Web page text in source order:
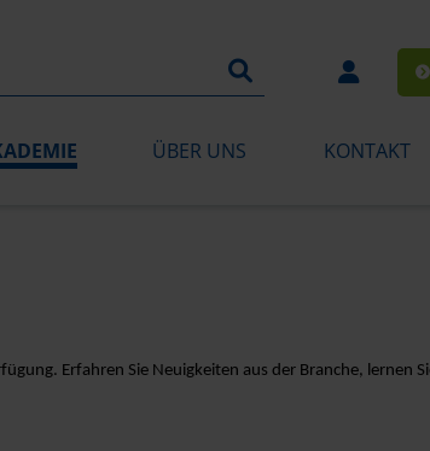
ÜBER UNS KONTAKT
Erfahren Sie Neuigkeiten aus der Branche, lernen